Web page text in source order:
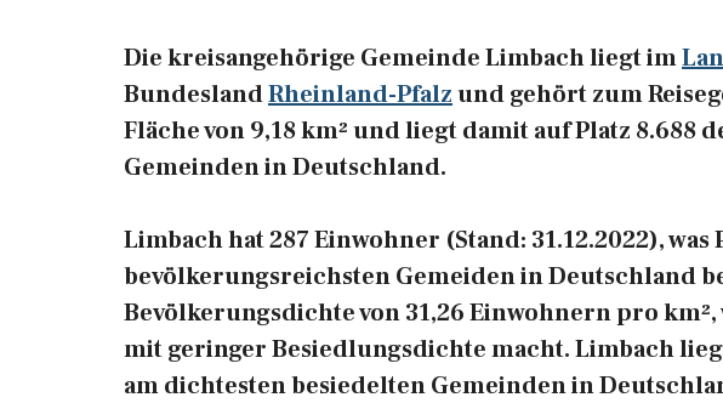
Die kreisangehörige Gemeinde Limbach liegt im
BundeslandRheinland-Pfalzund gehört zum
Fläche von 9,18 km² und liegt damit auf Platz 8.688
Gemeinden in Deutschland.
Limbach hat 287 Einwohner (Stand: 31.12.2022),
bevölkerungsreichsten Gemeiden in Deutschland
Bevölkerungsdichte von 31,26 Einwohnern pro
mit geringer Besiedlungsdichte macht. Limbach
am dichtesten besiedelten Gemeinden in